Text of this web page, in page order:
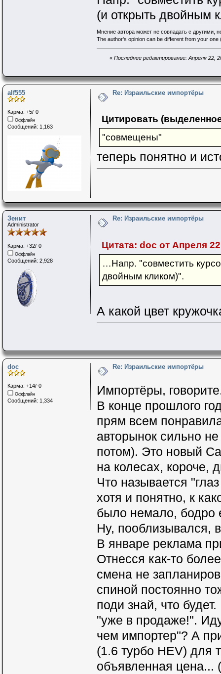
(и открыть двойным
Мнение автора может не совпадать с другими,
The author's opinion can be different from your
« Последнее редактирование: Апреля 22,
alf555
Карма: +5/-0
Оффлайн
Сообщений: 1,163
Re: Израильские импортёры
Цитировать
"совмещены"
теперь понятно и
Зенит
Administrator
Карма: +32/-0
Оффлайн
Сообщений: 2,928
Re: Израильские импортёры
Цитата: doc от Апреля
…Напр. "совместить
двойным кликом)".
А какой цвет
doc
Карма: +14/-0
Оффлайн
Сообщений: 1,334
Re: Израильские импортёры
Импортёры,
В конце прошлого
прям всем
авторынок сильно
потом). Это новый
на колесах, короче,
Что называется
хотя и понятно, к
было немало, бодро
Ну, пооблизывался,
В январе реклама
Отнесся как-то
смена не
спиной постоянно
поди знай, что
"уже в продаже!".
чем импортер"? А
(1.6 турбо HEV) для
объявленная цена...